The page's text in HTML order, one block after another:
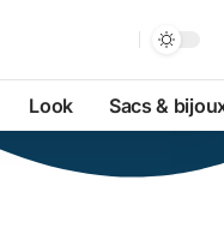
Look Sacs &